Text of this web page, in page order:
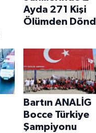
Ayda 271 Kişi
Ölümden
Bartın ANALİG
Bocce Türkiye
Şampiyonu